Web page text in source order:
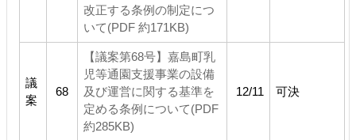
改正する条例の制定につ
いて(PDF 約171KB)
議
案
68
【議案第68号】嘉島町乳
児等通園支援事業の設備
及び運営に関する基準を
定める条例について(PDF
約285KB)
12/11 可決